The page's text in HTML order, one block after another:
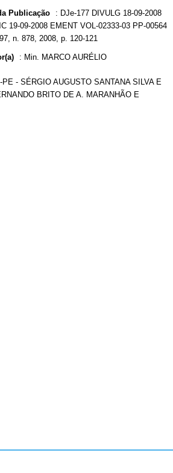
Publicação : DJe-177 DIVULG 18-09-2008
19-09-2008 EMENT VOL-02333-03 PP-00564
n. 878, 2008, p. 120-121
: Min. MARCO AURÉLIO
- SÉRGIO AUGUSTO SANTANA SILVA E
BRITO DE A. MARANHÃO E